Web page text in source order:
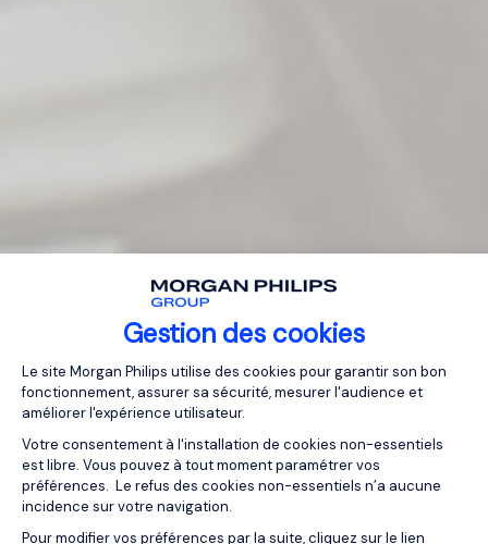
Gestion des cookies
Plateforme de Gestion du
Le site Morgan Philips utilise des cookies pour garantir son bon
fonctionnement, assurer sa sécurité, mesurer l'audience et
améliorer l'expérience utilisateur.
Votre consentement à l'installation de cookies non-essentiels
est libre. Vous pouvez à tout moment paramétrer vos
préférences. Le refus des cookies non-essentiels n’a aucune
incidence sur votre navigation.
Pour modifier vos préférences par la suite, cliquez sur le lien